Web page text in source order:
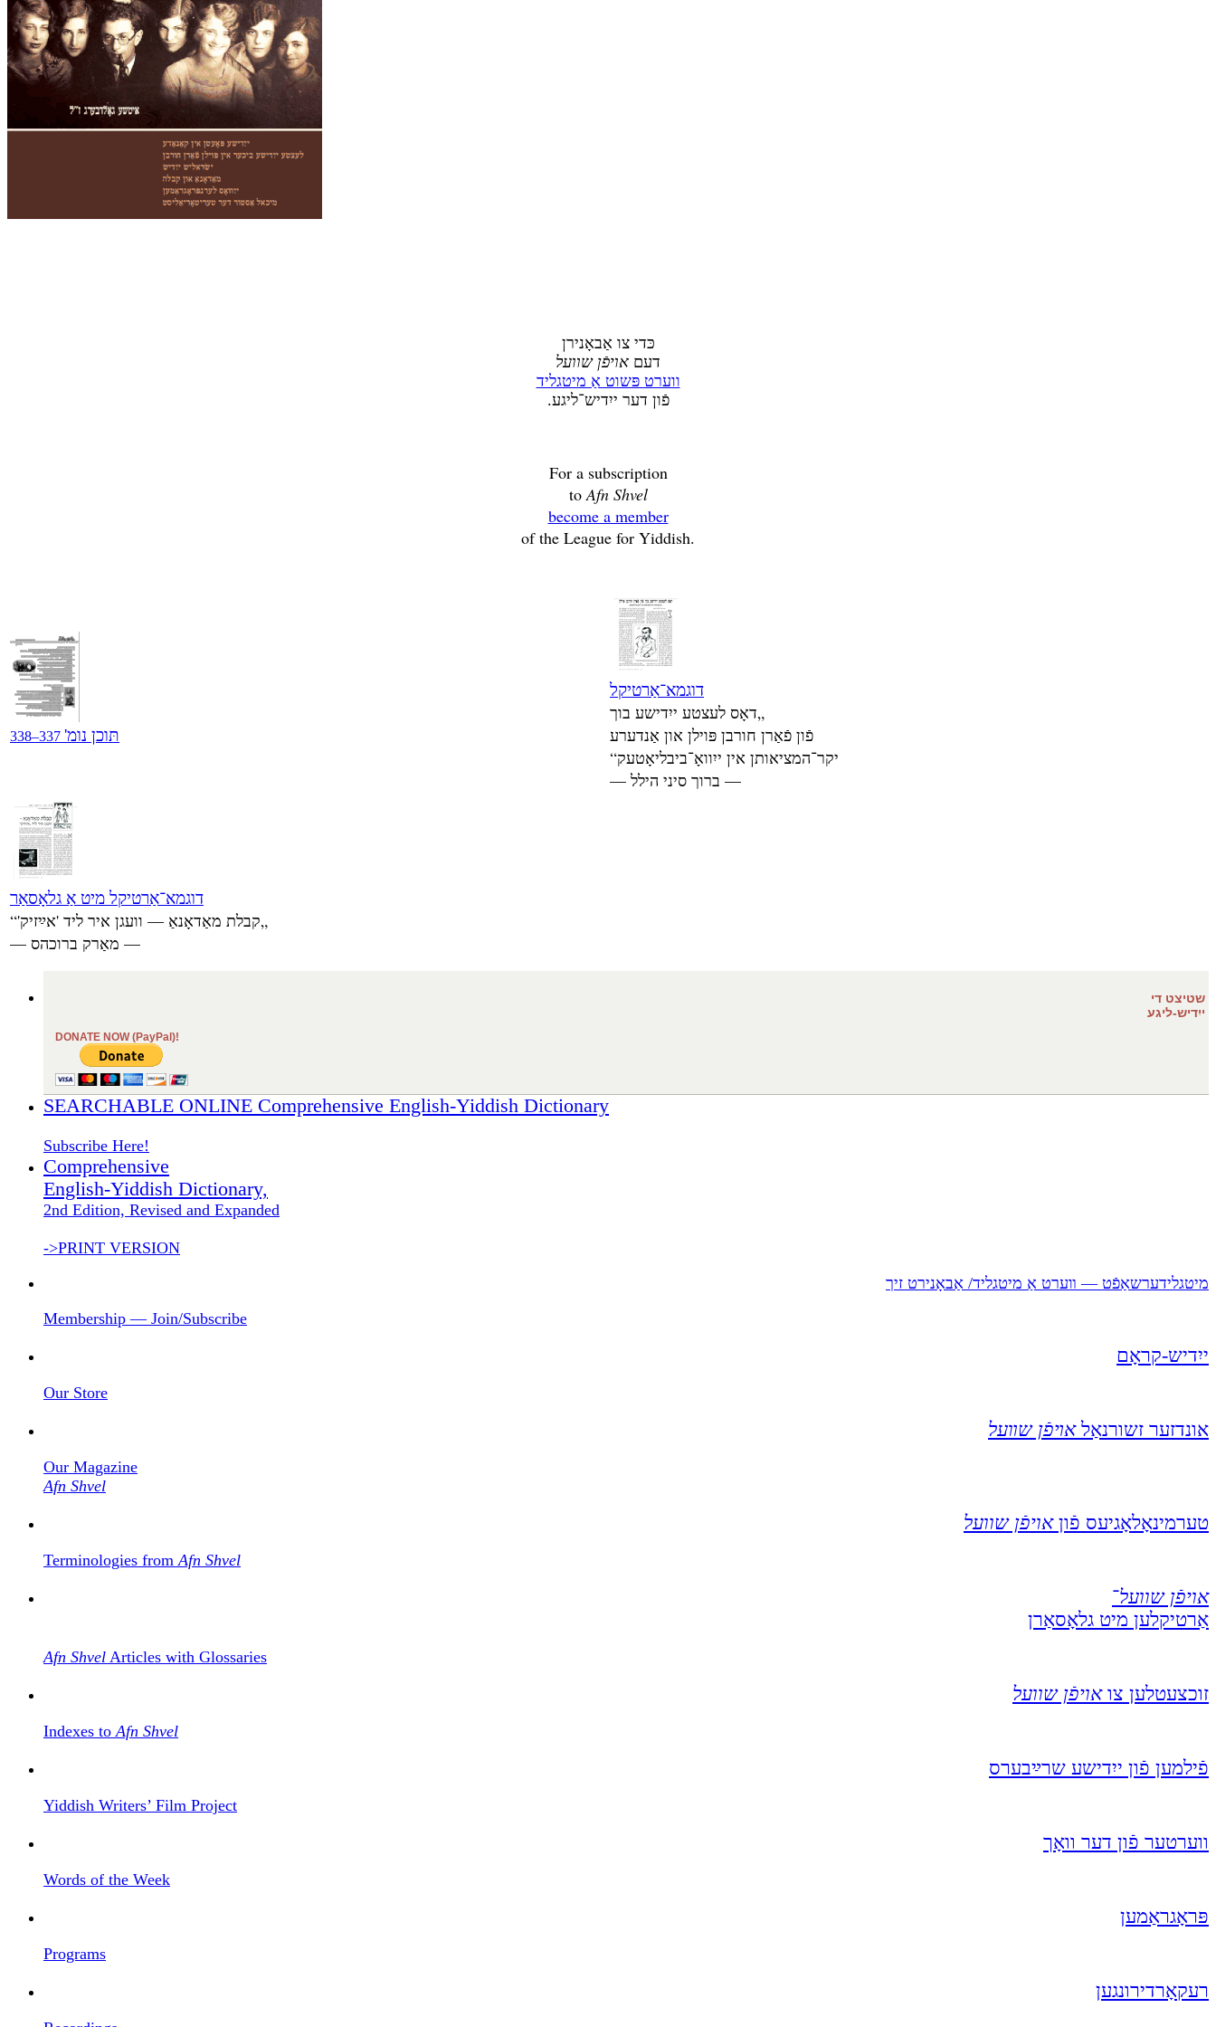
כּדי צו אַבאָנירן
דעם אויפֿן שוועל
ווערט פּשוט אַ מיטגליד
פֿון דער ייִדיש־ליגע.
For a subscription
toAfn Shvel
become a member
of the League for Yiddish.
תּוכן נומ'
דוגמא־אַרטיקל
„דאָס לעצטע ייִדישע בוך
פֿון פֿאַרן חורבן פּוילן און אַנדערע
יקר־המציאותן אין ייִוואָ־ביבליאָטעק“
— ברוך סיני הילל —
דוגמא־אַרטיקל מיט אַ גלאָסאַר
„קבלת מאַדאָנאַ — וועגן איר ליד 'אײַזיק'“
— מאַרק ברוכהס —
שטיצט די
ייִדיש-ליגע
DONATE NOW (PayPal)!
SEARCHABLE ONLINE Comprehensive English-Yiddish Dictionary
Subscribe Here!
Comprehensive
English-Yiddish Dictionary,
2nd Edition, Revised and Expanded
->PRINT VERSION
מיטגלידערשאַפֿט — װערט אַ מיטגליד/ אַבאָנירט זיך
Membership — Join/Subscribe
ייִדיש-קראָם
Our Store
אונדזער זשורנאַלאױפֿן שװעל
Our Magazine
Afn Shvel
טערמינאָלאָגיעס פֿוןאויפֿן שוועל
Terminologies fromAfn Shvel
אויפֿן שוועל־
אַרטיקלען מיט גלאָסאַרן
Afn Shvel Articles with Glossaries
זוכצעטלען צואויפֿן שוועל
Indexes toAfn Shvel
פֿילמען פֿון ייִדישע שרײַבערס
Yiddish Writers’ Film Project
ווערטער פֿון דער וואָך
Words of the Week
פּראָגראַמען
Programs
רעקאָרדירונגען